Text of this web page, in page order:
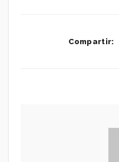
Compartir: